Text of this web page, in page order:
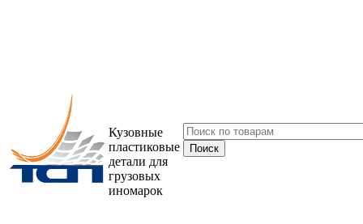
Кузовные
пластиковые
детали для
грузовых
иномарок